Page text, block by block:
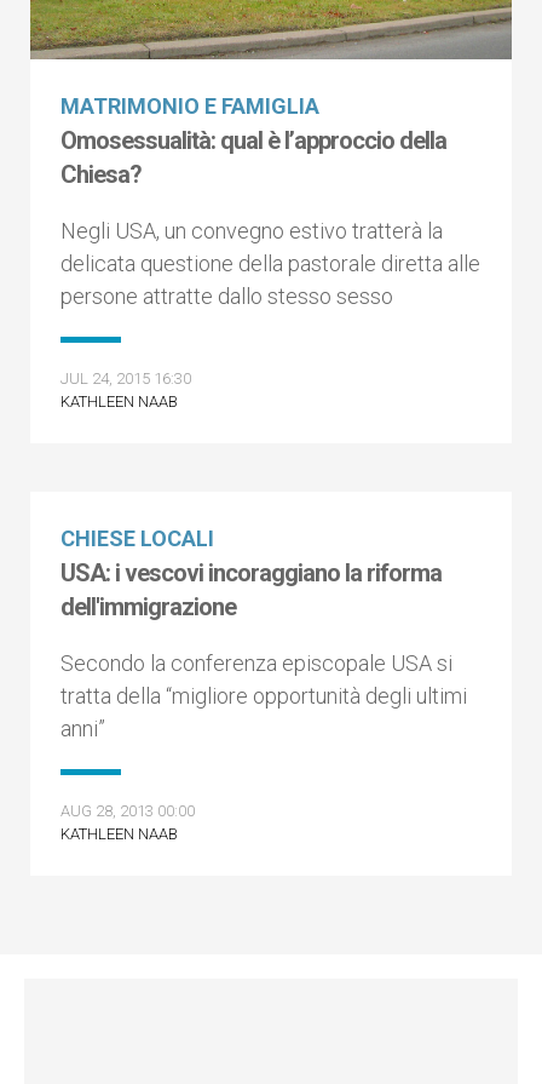
MATRIMONIO E FAMIGLIA
Omosessualità: qual è l’approccio della
Chiesa?
Negli USA, un convegno estivo tratterà la
delicata questione della pastorale diretta alle
persone attratte dallo stesso sesso
JUL 24, 2015 16:30
KATHLEEN NAAB
CHIESE LOCALI
USA: i vescovi incoraggiano la riforma
dell'immigrazione
Secondo la conferenza episcopale USA si
tratta della “migliore opportunità degli ultimi
anni”
AUG 28, 2013 00:00
KATHLEEN NAAB